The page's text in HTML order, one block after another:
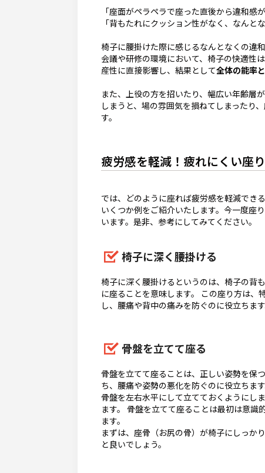
「座面がペラペラで座った直後から違和感
「背もたれにクッション性がなく、なんと
椅子に腰掛けた際に感じるなんとなくの違
会議や研修の環境において、椅子の快適性
産性に直接影響し、結果として全体の能率
また、上役の方を招いたり、幅広い年齢層
しまうと、場の雰囲気を損ねてしまったり
す。
疲労感を軽減！疲れにくい座
では、どのように座れば疲労感を軽減でき
いくつか例をご紹介いたします。今一度座
います。是非、参考にしてみてください。
椅子に深く腰掛ける
椅子に深く腰掛けるというのは、椅子の背
に座ることを意味します。 この座り方は、
し、腰痛や背中の痛みを防ぐのに役立ちます
骨盤を立てて座る
骨盤を立てて座ることは、正しい姿勢を保
ち、腰痛や姿勢の悪化を防ぐのに役立ちます
骨盤を左右水平にして立てておくようにし
ます。 骨盤を立てて座ることは最初は意
ます。
まずは、座骨（お尻の骨）が椅子にしっか
と良いでしょう。